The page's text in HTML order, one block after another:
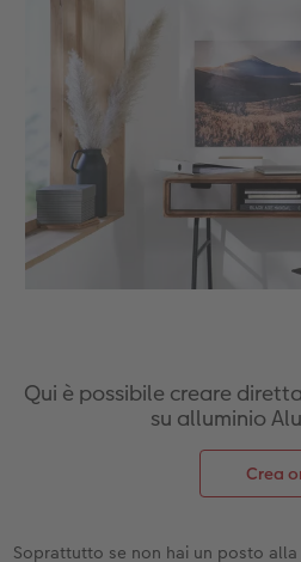
Accessori
Qui è possibile creare
su alluminio
Crea
Soprattutto se non hai un posto